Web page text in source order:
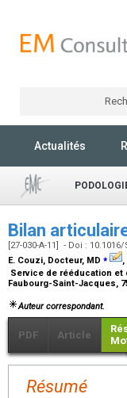
Actualités
Bilan
[27-030-A-11] - Doi :
E. Couzi, Docteur, MD ⁎ ,
Service de rééducation et
Faubourg-Saint-Jacques,
Auteur correspondant.
PDF Article
Résumé